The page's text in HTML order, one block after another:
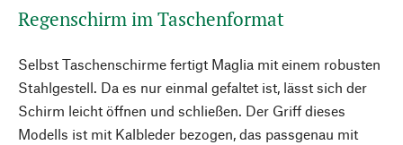
Regenschirm im Taschenformat
Selbst Taschenschirme fertigt Maglia mit einem robusten
Stahlgestell. Da es nur einmal gefaltet ist, lässt sich der
Schirm leicht öffnen und schließen. Der Griff dieses
Modells ist mit Kalbleder bezogen, das passgenau mit